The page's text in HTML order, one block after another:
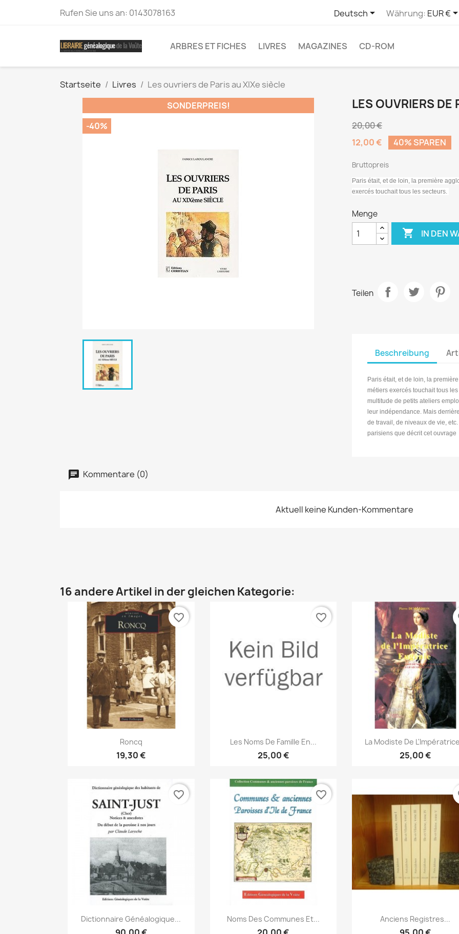
Rufen Sie uns an: 0143078163 Deutsch Währung: EUR €
ARBRES ET FICHES LIVRES MAGAZINES CD-ROM
Startseite Livres
Les ouvriers de Paris au XIXe siècle
SONDERPREIS!
-40%
LES OUVRIERS DE
20,00 €
12,00 €
40% SPAREN
Bruttopreis
Paris était, et de loin, la première
exercés touchait tous les secteurs.
Menge
 IN DEN
Teilen
Beschreibung
Paris était, et de loin, la
métiers exercés touchait tous
multitude de petits ateliers
leur indépendance. Mais
de travail, de niveaux de vie,
parisiens que décrit cet ouvrage
Kommentare (0)
Aktuell keine Kunden-Kommentare
16 andere Artikel in der gleichen Kategorie:
Vorschau
Roncq
19,30 €
favorite_border
Vorschau
Les Noms De Famille En...
25,00 €
favorite_border
Vorschau
La Modiste De
25,00 €
Vorschau
Dictionnaire Généalogique...
favorite_border
Vorschau
Noms Des Communes Et...
favorite_border
Vorschau
Anciens Registres...